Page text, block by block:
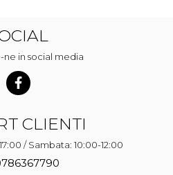
ne in social media
CLIENTI
/ Sambata: 10:00-12:00